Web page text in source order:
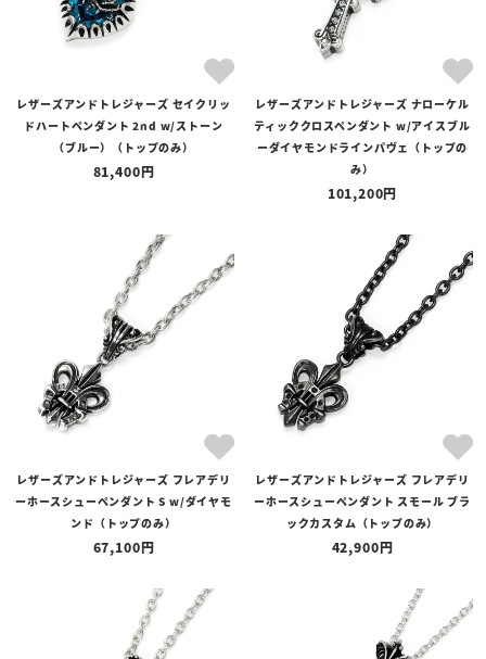
レザーズアンドトレジャーズ セイクリッ
ドハートペンダント 2nd w/ストーン
（ブルー）（トップのみ）
81,400
レザーズアンドトレジャーズ ナローケル
ティッククロスペンダント w/アイスブル
ーダイヤモンドラインパヴェ（トップの
み）
101,200
レザーズアンドトレジャーズ フレアデリ
ーホースシューペンダント S w/ダイヤモ
ンド（トップのみ）
67,100
レザーズアンドトレジャーズ フレアデリ
ーホースシューペンダント スモール ブラ
ックカスタム（トップのみ）
42,900